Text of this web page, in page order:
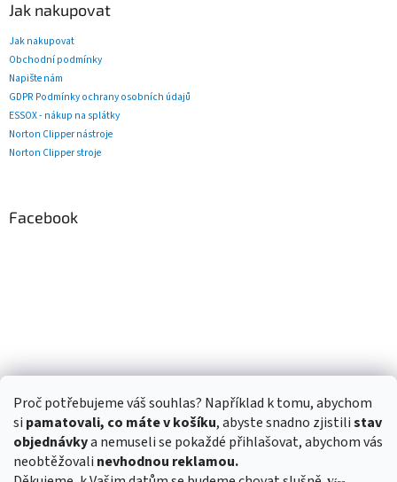
Proč potřebujeme váš souhlas? Například k tomu, abychom
si pamatovali, co máte v košíku, abyste snadno zjistilistav
objednávkya nemuseli se pokaždé přihlašovat, abychom vás
neobtěžovali nevhodnou reklamou.
Jak nakupovat
Jak nakupovat
Obchodní podmínky
Napište nám
GDPR Podmínky ochrany osobních údajů
ESSOX - nákup na splátky
Norton Clipper nástroje
Norton Clipper stroje
Facebook